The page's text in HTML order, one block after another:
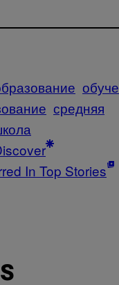
средняя
In Top Stories